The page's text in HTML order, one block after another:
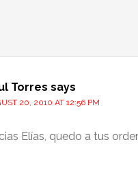
Torres says
20, 2010 AT 12:56 PM
Elías, quedo a tus